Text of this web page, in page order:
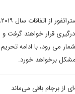
قرار خواهند گرفت
می رود، با ادامه
مشکل برخواهد خورد.
از برجام باقی می‌ماند